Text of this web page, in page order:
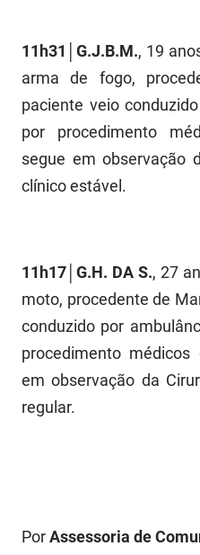
UEPB11h31│G.J.B.M., 19
arma de fogo,
paciente veio
por procedimento
segue em observação
clínico estável.
11h17│G.H. DA S., 27
moto, procedente de
conduzido por
procedimento
em observação da
regular.
PorAssessoria de